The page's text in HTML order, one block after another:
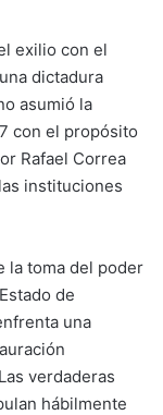
exilio con el
dictadura
asumió la
con el propósito
Rafael Correa
instituciones
la toma del poder
de
una
verdaderas
hábilmente